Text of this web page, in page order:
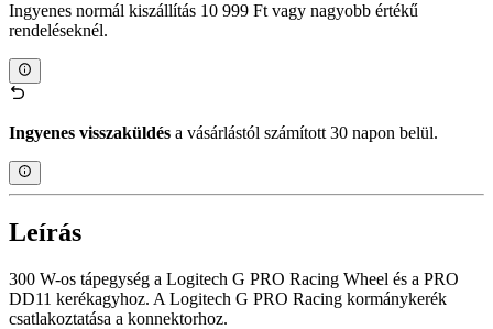
Ingyenes normál kiszállítás 10 999 Ft vagy nagyobb értékű
rendeléseknél.
Ingyenes visszaküldés a vásárlástól számított 30 napon belül.
Leírás
300 W-os tápegység a Logitech G PRO Racing Wheel és a PRO
DD11 kerékagyhoz. A Logitech G PRO Racing kormánykerék
csatlakoztatása a konnektorhoz.